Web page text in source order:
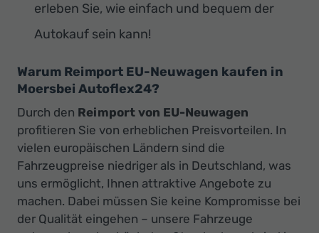
erleben Sie, wie einfach und bequem der
Autokauf sein kann!
Warum Reimport EU-Neuwagen kaufen in
Moersbei Autoflex24?
Durch den Reimport von EU-Neuwagen
profitieren Sie von erheblichen Preisvorteilen. In
vielen europäischen Ländern sind die
Fahrzeugpreise niedriger als in Deutschland, was
uns ermöglicht, Ihnen attraktive Angebote zu
machen. Dabei müssen Sie keine Kompromisse bei
der Qualität eingehen – unsere Fahrzeuge